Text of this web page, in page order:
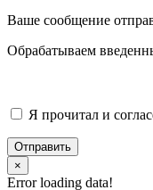
Ваше сообщение
Обрабатываем
Я прочитал и
Отправить
×
Error loading data!